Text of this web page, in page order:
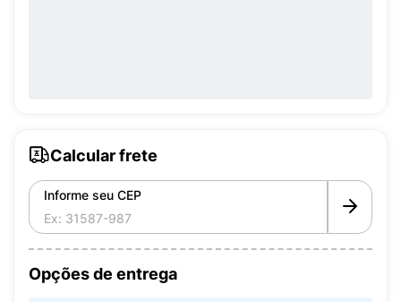
Calcular frete
Informe seu CEP
Opções de entrega